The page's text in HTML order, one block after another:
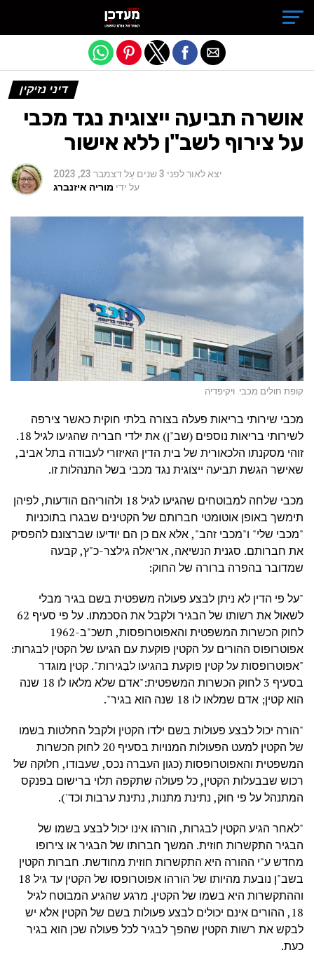
דיני נזיקין
אושרה תביעה ייצוגית נגד מכבי
על צירוף לשב"ן ללא אישור
יצא לאורלפני 3 שנים עַלדצמבר 23, 2023
על ידי מוריה איזנברג
קופת חולים מכבי. ויקיפדיה
מכבי שירותי בריאות פעלה בצורה בלתי חוקית כאשר צירפה
לשירותי בריאות נוספים (שב"ן) את ילדי חבריה שהגיעו לגיל 18.
זוהי מסקנתו הלכאורית של בית הדין האיזורי לעבודה בתל אביב,
שאישר הגשת תביעה ייצוגית נגד מכבי בשל התנהלות זו.
מכבי שלחה למבוטחים שהגיעו לגיל 18 ולהוריהם הודעות, לפיהן
תימשך באופן אוטומטי חברותם של הקטינים שבגרו בתוכניות
"מכבי שלי" ו"מכבי זהב", אלא אם כן הם יודיעו שברצונם להפסיק
את חברותם. סגנית הנשיאה, אריאלה גילצר-כ"ץ, קבעה
שמדובר בהפרה ברורה של החוק:
"על פי הדין לא ניתן לבצע פעולה משפטית בשם בגיר מבלי
לשאול את רשותו של הבגיר ולקבל את הסכמתו. על פי סעיף 62
לחוק הכשרות המשפטית והאפוטרופסות, תשכ"ב-1962
אפוטרופוס ההורים על הקטין פוקעת עם הגיעו של הקטין לבגרות:
"אפוטרופסות על קטין פוקעת בהגיעו לבַגירות‏‏‏‏". קטין מוגדר
בסעיף 3 לחוק הכשרות המשפטית:"אדם שלא מלאו לו 18 שנה
הוא קטין; אדם שמלאו לו 18 שנה הוא בגיר".
"הורה יכול לבצע פעולות בשם ילדו הקטין ולקבל החלטות בשמו
של הקטין למעט הפעולות המנויות בסעיף 20 לחוק הכשרות
המשפטית והאפוטרופסות (כגון העברה נכס, שעבודו, חלוקה של
רכוש שבבעלות הקטין, כל פעולה שתקפה תלוי ברישום בפנקס
המתנהל על פי חוק, נתינת מתנות, נתינת ערבות וכד').
"לאחר הגיע הקטין לבגרות, הורהו אינו יכול לבצע בשמו של
הבגיר התקשרות חוזית. המשך חברותו של הבגיר או צירופו
מחדש ע"י ההורה היא התקשרות חוזית מחודשת. חברות הקטין
בשב"ן נובעת מהיותו של הורהו אפוטרופסו של הקטין עד גיל 18
וההתקשרות היא בשמו של הקטין. מרגע שהגיע המבוטח לגיל
18, ההורים אינם יכולים לבצע פעולות בשם של הקטין אלא יש
לבקש את רשות הקטין שהפך לבגיר לכל פעולה שכן הוא בגיר
כעת.
Exit mobile version